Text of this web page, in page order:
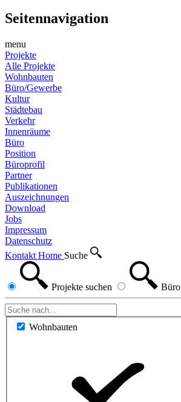
Seitennavigation
menu
Projekte
Alle Projekte
Wohnbauten
Büro/Gewerbe
Kultur
Städtebau
Verkehr
Innenräume
Büro
Position
Büroprofil
Partner
Publikationen
Auszeichnungen
Download
Jobs
Impressum
Datenschutz
Kontakt Home Suche
Projekte suchen Büro
Wohnbauten